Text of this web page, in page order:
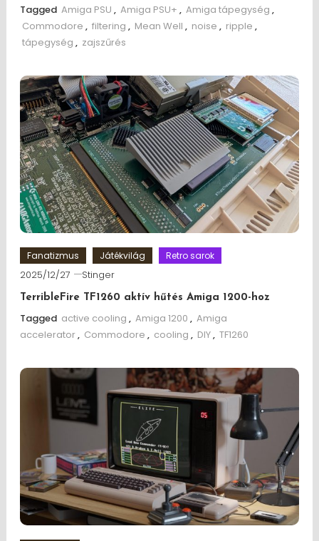
Tagged Amiga PSU , Amiga PSU+ , Amiga tápegység ,
Commodore , filtering , Mean Well , noise , ripple ,
tápegység , zajszűrés
Fanatizmus Játékvilág Retro sarok
2025/12/27 Stinger
TerribleFire TF1260 aktív hűtés Amiga 1200-hoz
Tagged active cooling , Amiga 1200 , Amiga
accelerator, Commodore , cooling , DIY, TF1260